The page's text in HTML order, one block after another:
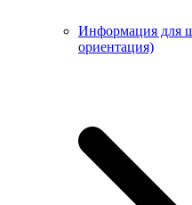
Информация для
ориентация)